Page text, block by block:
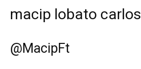
macip lobato carlos
@MacipFt